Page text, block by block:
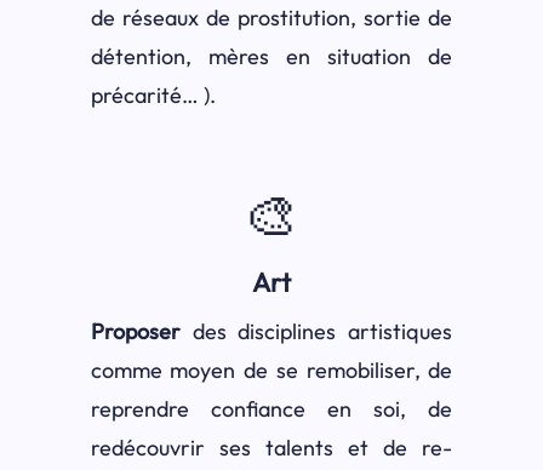
de réseaux de prostitution, sortie de
détention, mères en situation de
précarité… ).
🎨
Art
Proposerdes disciplines artistiques
comme moyen de se remobiliser, de
reprendre confiance en soi, de
redécouvrir ses talents et de re-